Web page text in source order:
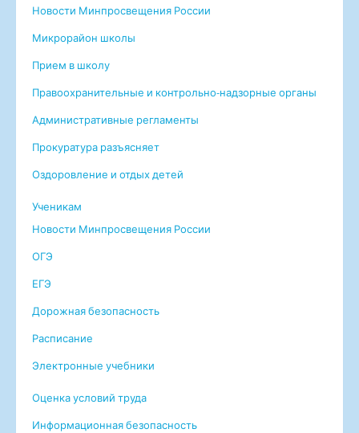
Новости Минпросвещения России
Микрорайон школы
Прием в школу
Правоохранительные и контрольно-надзорные органы
Административные регламенты
Прокуратура разъясняет
Оздоровление и отдых детей
Ученикам
Новости Минпросвещения России
ОГЭ
ЕГЭ
Дорожная безопасность
Расписание
Электронные учебники
Оценка условий труда
Информационная безопасность